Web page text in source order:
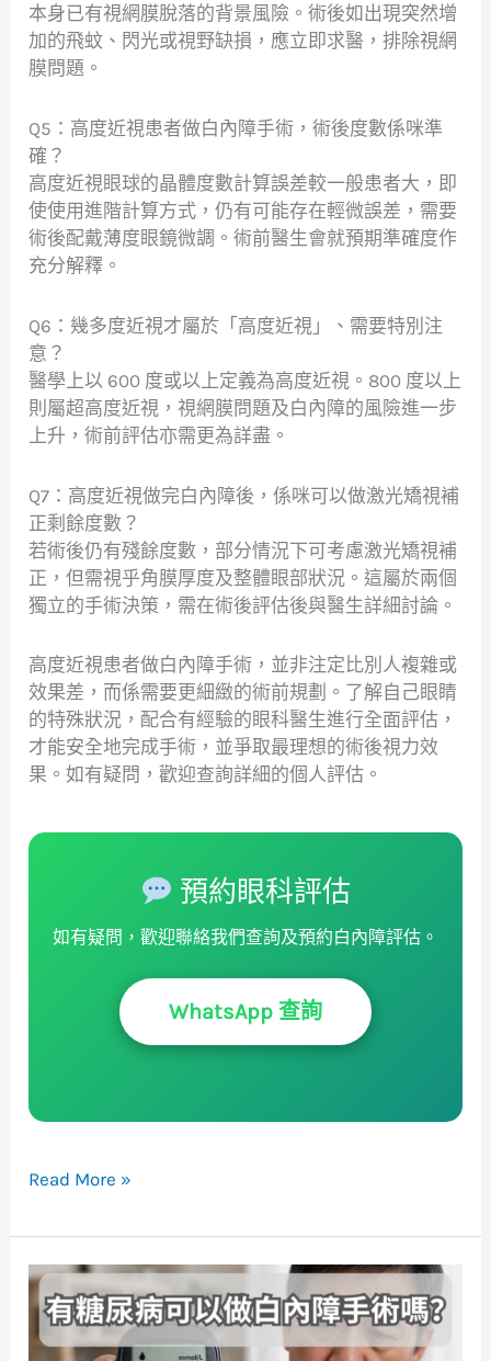
本身已有視網膜脫落的背景風險。術後如出現突然增
加的飛蚊、閃光或視野缺損，應立即求醫，排除視網
膜問題。
Q5：高度近視患者做白內障手術，術後度數係咪準
確？
高度近視眼球的晶體度數計算誤差較一般患者大，即
使使用進階計算方式，仍有可能存在輕微誤差，需要
術後配戴薄度眼鏡微調。術前醫生會就預期準確度作
充分解釋。
Q6：幾多度近視才屬於「高度近視」、需要特別注
意？
醫學上以 600 度或以上定義為高度近視。800 度以上
則屬超高度近視，視網膜問題及白內障的風險進一步
上升，術前評估亦需更為詳盡。
Q7：高度近視做完白內障後，係咪可以做激光矯視補
正剩餘度數？
若術後仍有殘餘度數，部分情況下可考慮激光矯視補
正，但需視乎角膜厚度及整體眼部狀況。這屬於兩個
獨立的手術決策，需在術後評估後與醫生詳細討論。
高度近視患者做白內障手術，並非注定比別人複雜或
效果差，而係需要更細緻的術前規劃。了解自己眼睛
的特殊狀況，配合有經驗的眼科醫生進行全面評估，
才能安全地完成手術，並爭取最理想的術後視力效
果。如有疑問，歡迎查詢詳細的個人評估。
預約眼科評估
如有疑問，歡迎聯絡我們查詢及預約白內障評估。
WhatsApp 查詢
Read More »
有
糖
尿